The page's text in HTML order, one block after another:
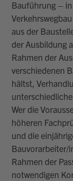
Bauführung –
aus der
der Ausbildung
Rahmen der
verschiedenen
hältst,
Wer die
höheren
und die
Bauvorarbeiter/
Rahmen der
notwendigen